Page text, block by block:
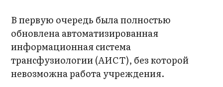
В первую очередь была полностью
обновлена автоматизированная
информационная система
трансфузиологии (АИСТ), без которой
невозможна работа учреждения.